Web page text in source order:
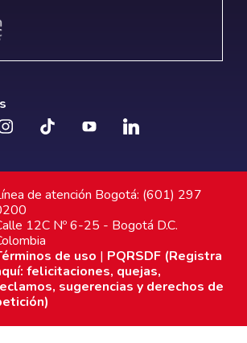
de atención Bogotá: (601) 297
12C Nº 6-25 - Bogotá D.C.
de uso | PQRSDF (Registra
felicitaciones, quejas,
sugerencias y derechos de